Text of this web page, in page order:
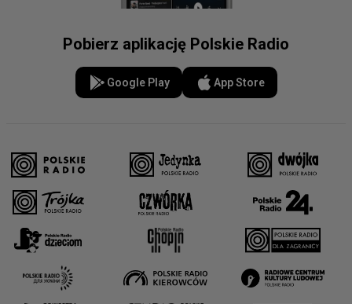
Pobierz aplikację Polskie Radio
Google Play App Store